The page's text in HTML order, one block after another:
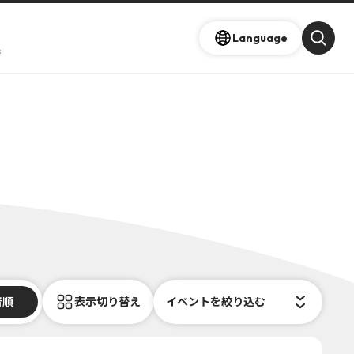
Language
順 表示切り替え イベントを絞り込む